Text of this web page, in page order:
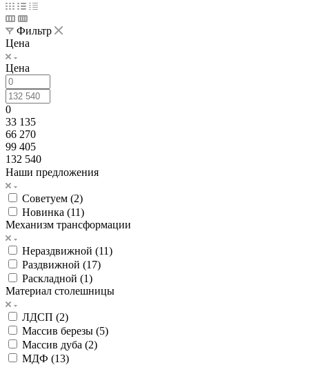
Фильтр
Цена
Цена
0
33 135
66 270
99 405
132 540
Наши предложения
Советуем (2)
Новинка (11)
Механизм трансформации
Нераздвижной (11)
Раздвижной (17)
Раскладной (1)
Материал столешницы
ЛДСП (2)
Массив березы (5)
Массив дуба (2)
МДФ (13)